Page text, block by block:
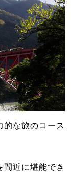
的な旅のコース
近に堪能でき